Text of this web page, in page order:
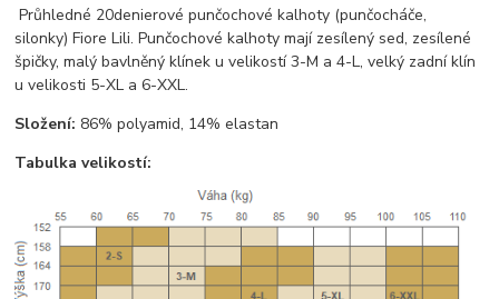
Průhledné 20denierové punčochové kalhoty (punčocháče,
silonky) Fiore Lili. Punčochové kalhoty mají zesílený sed, zesílené
špičky, malý bavlněný klínek u velikostí 3-M a 4-L, velký zadní klín
u velikosti 5-XL a 6-XXL.
Složení: 86% polyamid, 14% elastan
Tabulka velikostí: